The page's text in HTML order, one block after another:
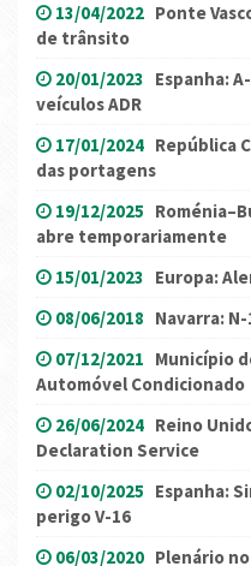
13/04/2022 Ponte
de trânsito
20/01/2023 Espanha:
veículos ADR
17/01/2024 República
das portagens
19/12/2025
abre temporariamente
15/01/2023 Europa:
08/06/2018 Navarra:
07/12/2021 Município
Automóvel Condicionado
26/06/2024 Reino
Declaration Service
02/10/2025 Espanha:
perigo V-16
06/03/2020 Plenário